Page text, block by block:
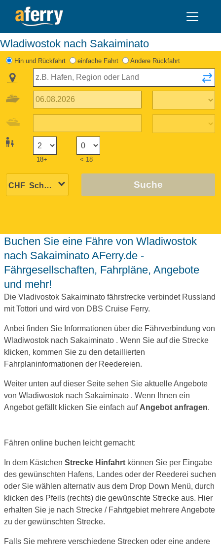
Wladiwostok nach Sakaiminato
Hin und Rückfahrt einfache Fahrt Andere Rückfahrt
18+ < 18
Suche
Buchen Sie eine Fähre von Wladiwostok
nach Sakaiminato AFerry.de -
Fährgesellschaften, Fahrpläne, Angebote
und mehr!
Die Vladivostok Sakaiminato fährstrecke verbindet Russland
mit Tottori und wird von DBS Cruise Ferry.
Anbei finden Sie Informationen über die Fährverbindung von
Wladiwostok nach Sakaiminato . Wenn Sie auf die Strecke
klicken, kommen Sie zu den detaillierten
Fahrplaninformationen der Reedereien.
Weiter unten auf dieser Seite sehen Sie aktuelle Angebote
von Wladiwostok nach Sakaiminato . Wenn Ihnen ein
Angebot gefällt klicken Sie einfach auf Angebot anfragen.
Fähren online buchen leicht gemacht:
In dem Kästchen Strecke Hinfahrt können Sie per Eingabe
des gewünschten Hafens, Landes oder der Reederei suchen
oder Sie wählen alternativ aus dem Drop Down Menü, durch
klicken des Pfeils (rechts) die gewünschte Strecke aus. Hier
erhalten Sie je nach Strecke / Fahrtgebiet mehrere Angebote
zu der gewünschten Strecke.
Falls Sie mehrere verschiedene Strecken oder eine andere